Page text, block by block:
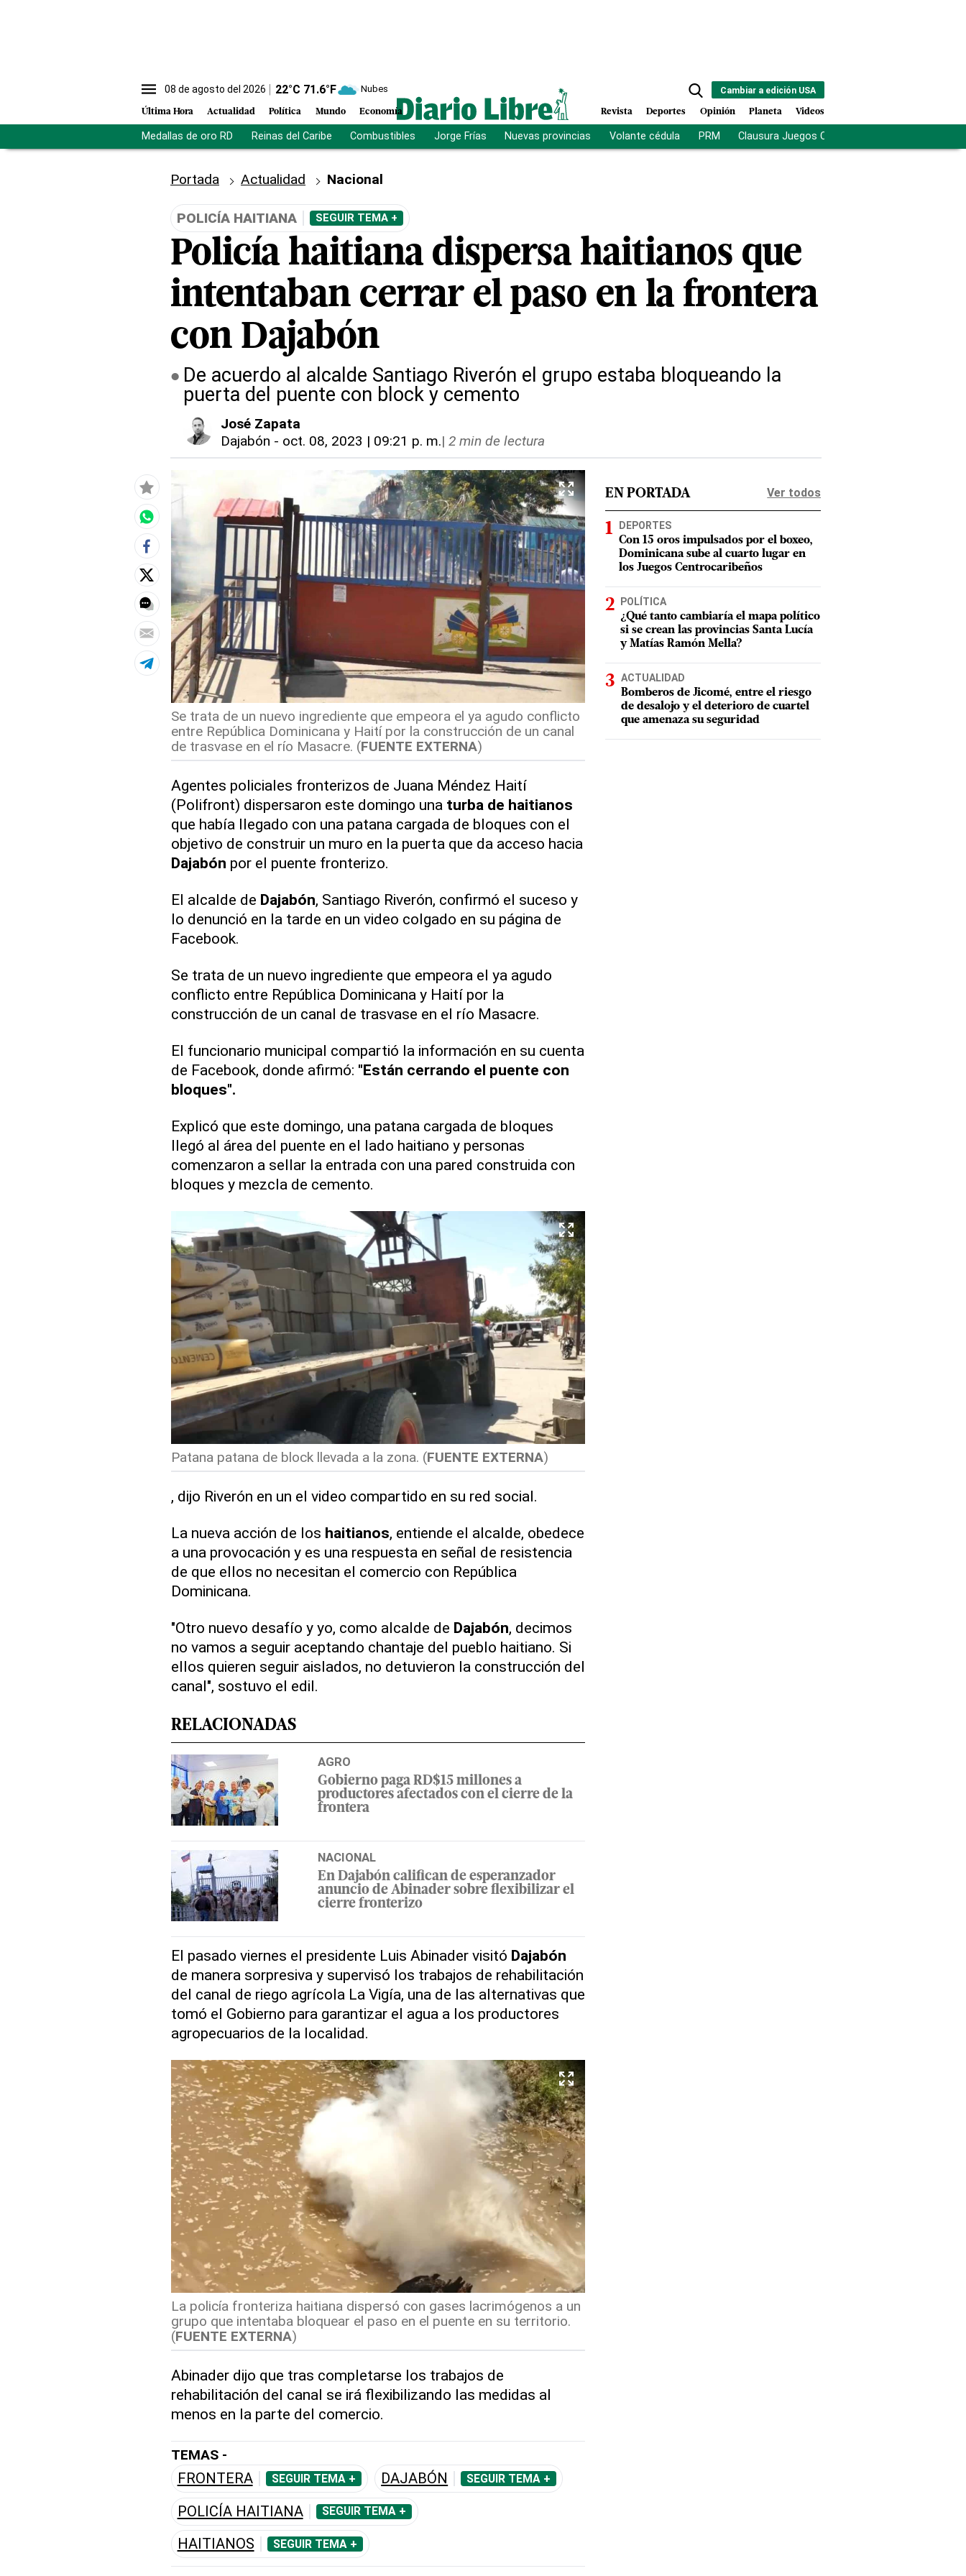
08 de agosto del 2026 22°C 71.6°F Nubes
Última Hora Actualidad Política Mundo Economía
Cambiar a edición USA
Revista Deportes Opinión Planeta Videos
Medallas de oro RD Reinas del Caribe Combustibles Jorge Frías Nuevas provincias Volante cédula PRM Clausura Juegos Centroamericanos
Portada Actualidad Nacional
POLICÍA HAITIANA SEGUIR TEMA +
Policía haitiana dispersa haitianos que
intentaban cerrar el paso en la frontera
con Dajabón
De acuerdo al alcalde Santiago Riverón el grupo estaba bloqueando la
puerta del puente con block y cemento
José Zapata
Dajabón - oct. 08, 2023 | 09:21 p. m.| 2 min de lectura
Se trata de un nuevo ingrediente que empeora el ya agudo conflicto
entre República Dominicana y Haití por la construcción de un canal
de trasvase en el río Masacre. (FUENTE EXTERNA)
Agentes policiales fronterizos de Juana Méndez Haití
(Polifront) dispersaron este domingo una turba de haitianos
que había llegado con una patana cargada de bloques con el
objetivo de construir un muro en la puerta que da acceso hacia
Dajabón por el puente fronterizo.
El alcalde de Dajabón, Santiago Riverón, confirmó el suceso y
lo denunció en la tarde en un video colgado en su página de
Facebook.
Se trata de un nuevo ingrediente que empeora el ya agudo
conflicto entre República Dominicana y Haití por la
construcción de un canal de trasvase en el río Masacre.
El funcionario municipal compartió la información en su cuenta
de Facebook, donde afirmó: "Están cerrando el puente con
bloques".
Explicó que este domingo, una patana cargada de bloques
llegó al área del puente en el lado haitiano y personas
comenzaron a sellar la entrada con una pared construida con
bloques y mezcla de cemento.
Patana patana de block llevada a la zona. (FUENTE EXTERNA)
, dijo Riverón en un el video compartido en su red social.
La nueva acción de los haitianos, entiende el alcalde, obedece
a una provocación y es una respuesta en señal de resistencia
de que ellos no necesitan el comercio con República
Dominicana.
"Otro nuevo desafío y yo, como alcalde de Dajabón, decimos
no vamos a seguir aceptando chantaje del pueblo haitiano. Si
ellos quieren seguir aislados, no detuvieron la construcción del
canal", sostuvo el edil.
RELACIONADAS
AGRO
Gobierno paga RD$15 millones a
productores afectados con el cierre de la
frontera
NACIONAL
En Dajabón califican de esperanzador
anuncio de Abinader sobre flexibilizar el
cierre fronterizo
El pasado viernes el presidente Luis Abinader visitó Dajabón
de manera sorpresiva y supervisó los trabajos de rehabilitación
del canal de riego agrícola La Vigía, una de las alternativas que
tomó el Gobierno para garantizar el agua a los productores
agropecuarios de la localidad.
La policía fronteriza haitiana dispersó con gases lacrimógenos a un
grupo que intentaba bloquear el paso en el puente en su territorio.
(FUENTE EXTERNA)
Abinader dijo que tras completarse los trabajos de
rehabilitación del canal se irá flexibilizando las medidas al
menos en la parte del comercio.
TEMAS -
FRONTERA SEGUIR TEMA + DAJABÓN SEGUIR TEMA +
POLICÍA HAITIANA SEGUIR TEMA +
HAITIANOS SEGUIR TEMA +
EN PORTADA Ver todos
DEPORTES
Con 15 oros impulsados por el boxeo,
Dominicana sube al cuarto lugar en
los Juegos Centrocaribeños
POLÍTICA
¿Qué tanto cambiaría el mapa político
si se crean las provincias Santa Lucía
y Matías Ramón Mella?
ACTUALIDAD
Bomberos de Jicomé, entre el riesgo
de desalojo y el deterioro de cuartel
que amenaza su seguridad